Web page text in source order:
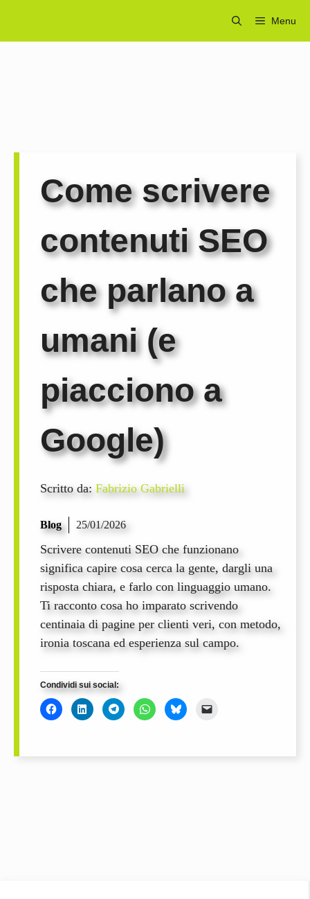
contenuto
Menu
Come scrivere
contenuti SEO
che parlano a
umani (e
piacciono a
Google)
Scritto da: Fabrizio Gabrielli
Blog 25/01/2026
Scrivere contenuti SEO che funzionano
significa capire cosa cerca la gente, dargli una
risposta chiara, e farlo con linguaggio umano.
Ti racconto cosa ho imparato scrivendo
centinaia di pagine per clienti veri, con metodo,
ironia toscana ed esperienza sul campo.
Condividi sui social: